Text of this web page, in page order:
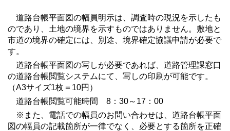
道路台帳平面図の幅員明示は、調査時の現況を示したも
のであり、土地の境界を示すものではありません。敷地と
市道の境界の確定には、別途、境界確定協議申請が必要で
す。
道路台帳平面図の写しが必要であれば、道路管理課窓口
の道路台帳閲覧システムにて、写しの印刷が可能です。
（A3サイズ1枚＝10円）
道路台帳閲覧可能時間 8：30～17：00
※また、電話での幅員のお問い合わせは、道路台帳平面
図の幅員の記載箇所が一律でなく、必要とする箇所を正確